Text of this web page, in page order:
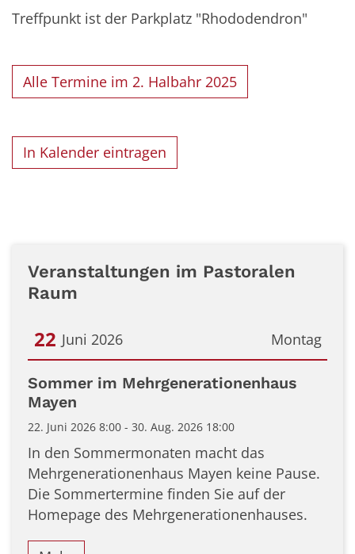
Treffpunkt ist der Parkplatz "Rhododendron"
Alle Termine im 2. Halbahr 2025
In Kalender eintragen
Veranstaltungen im Pastoralen
Raum
Montag
22 Juni 2026
Datum: 22. Juni 2026
Sommer im Mehrgenerationenhaus
Mayen
22. Juni 2026 8:00 - 30. Aug. 2026 18:00
In den Sommermonaten macht das
Mehrgenerationenhaus Mayen keine Pause.
Die Sommertermine finden Sie auf der
Homepage des Mehrgenerationenhauses.